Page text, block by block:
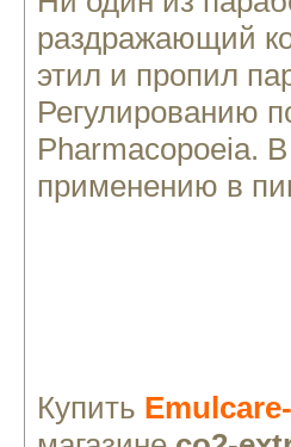
раздражающий
этил и пропил
Регулированию
Pharmacopoeia.
применению в
Купить